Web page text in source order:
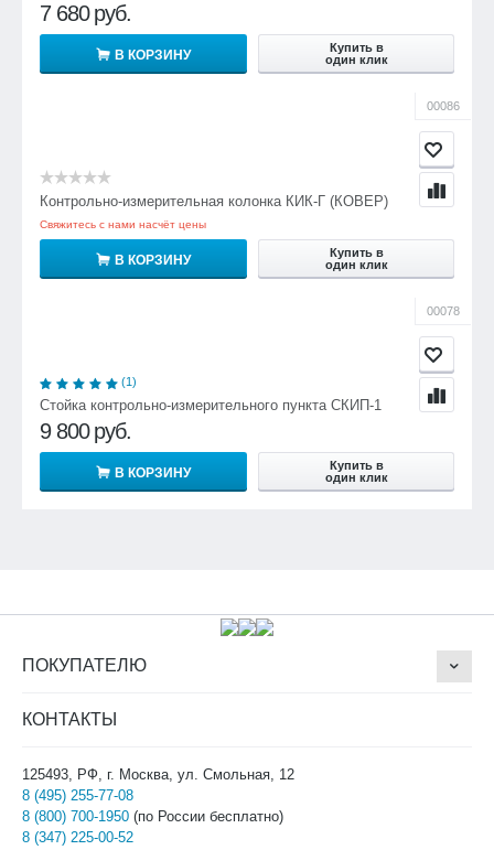
7 680 руб.
В КОРЗИНУ
Купить в
один клик
00086
Контрольно-измерительная колонка КИК-Г (КОВЕР)
Свяжитесь с нами насчёт цены
В КОРЗИНУ
Купить в
один клик
00078
(1)
Стойка контрольно-измерительного пункта СКИП-1
9 800 руб.
В КОРЗИНУ
Купить в
один клик
ПОКУПАТЕЛЮ
КОНТАКТЫ
125493, РФ, г. Москва, ул. Смольная, 12
8 (495) 255-77-08
8 (800) 700-1950 (по России бесплатно)
8 (347) 225-00-52